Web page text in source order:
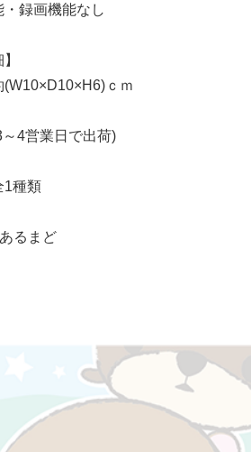
録画機能なし
(W10×D10×H6)ｃｍ
～4営業日で出荷)
1種類
るまど